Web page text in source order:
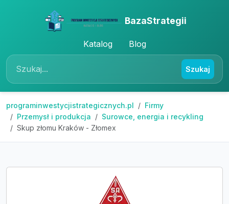
BazaStrategii
Katalog Blog
Szukaj
programinwestycjistrategicznych.pl
Firmy
Przemysł i produkcja
Surowce, energia i recykling
Skup złomu Kraków - Złomex